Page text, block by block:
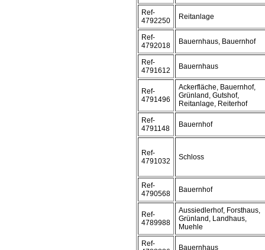
Ref-
4792250
Reitanlage
Ref-
4792018
Bauernhaus, Bauernhof
Ref-
4791612
Bauernhaus
Ref-
4791496
Ackerfläche, Bauernhof,
Grünland, Gutshof,
Reitanlage, Reiterhof
Ref-
4791148
Bauernhof
Ref-
4791032
Schloss
Ref-
4790568
Bauernhof
Ref-
4789988
Aussiedlerhof, Forsthaus,
Grünland, Landhaus,
Muehle
Ref-
Bauernhaus